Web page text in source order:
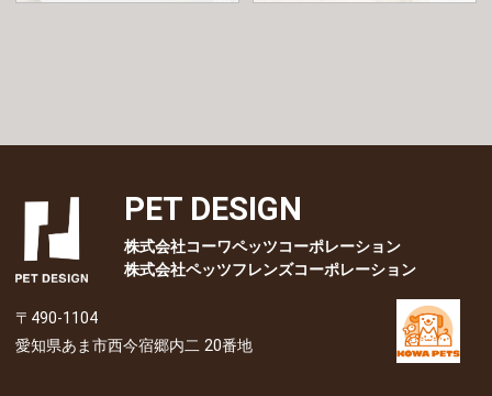
PET DESIGN
株式会社コーワペッツコーポレーション
株式会社ペッツフレンズコーポレーション
〒490-1104
愛知県あま市西今宿郷内二 20番地